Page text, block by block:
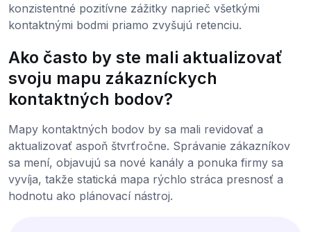
konzistentné pozitívne zážitky naprieč všetkými
kontaktnými bodmi priamo zvyšujú retenciu.
Ako často by ste mali aktualizovať
svoju mapu zákazníckych
kontaktných bodov?
Mapy kontaktných bodov by sa mali revidovať a
aktualizovať aspoň štvrťročne. Správanie zákazníkov
sa mení, objavujú sa nové kanály a ponuka firmy sa
vyvíja, takže statická mapa rýchlo stráca presnosť a
hodnotu ako plánovací nástroj.